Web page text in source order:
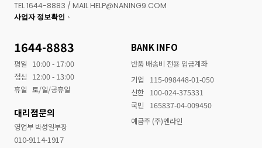
TEL 1644-8883 / MAIL HELP@NANING9.COM
사업자 정보확인
1644-8883
평일
10:00 - 17:00
점심
12:00 - 13:00
휴일 토/일/공휴일
대리점문의
영업부 박성일부장
010-9114-1917
BANK INFO
반품 배송비 전용 입금계좌
기업
115-098448-01-050
신한
100-024-375331
국민
165837-04-009450
예금주 (주)엔라인